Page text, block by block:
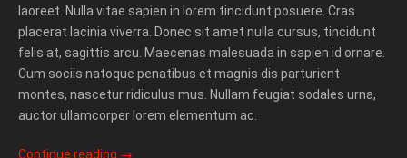
laoreet. Nulla vitae sapien in lorem tincidunt posuere. Cras
placerat lacinia viverra. Donec sit amet nulla cursus, tincidunt
felis at, sagittis arcu. Maecenas malesuada in sapien id ornare.
Cum sociis natoque penatibus et magnis dis parturient
montes, nascetur ridiculus mus. Nullam feugiat sodales urna,
auctor ullamcorper lorem elementum ac.
Continue reading →